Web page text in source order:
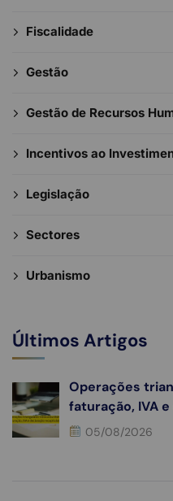
Fiscalidade
Gestão
Gestão de Recursos
Incentivos ao
Legislação
Sectores
Urbanismo
Últimos Artigos
Operações
faturação, IVA
05/08/2026